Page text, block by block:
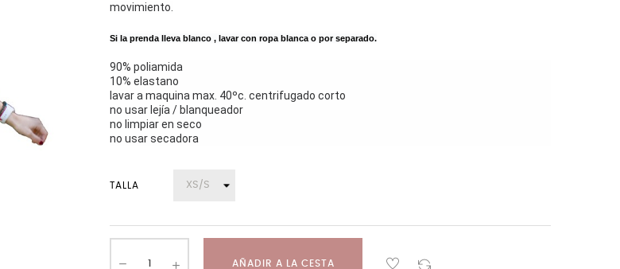
movimiento.
Si la prenda lleva blanco , lavar con ropa blanca o por separado.
90% poliamida
10% elastano
lavar a maquina max. 40ºc. centrifugado corto
no usar lejía / blanqueador
no limpiar en seco
no usar secadora
TALLA
AÑADIR A LA CESTA